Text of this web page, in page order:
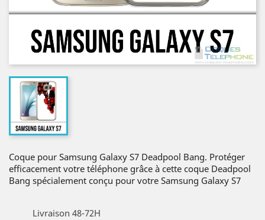
Coque pour Samsung Galaxy S7 Deadpool Bang. Protéger
efficacement votre téléphone grâce à cette coque Deadpool
Bang spécialement conçu pour votre Samsung Galaxy S7
Livraison 48-72H